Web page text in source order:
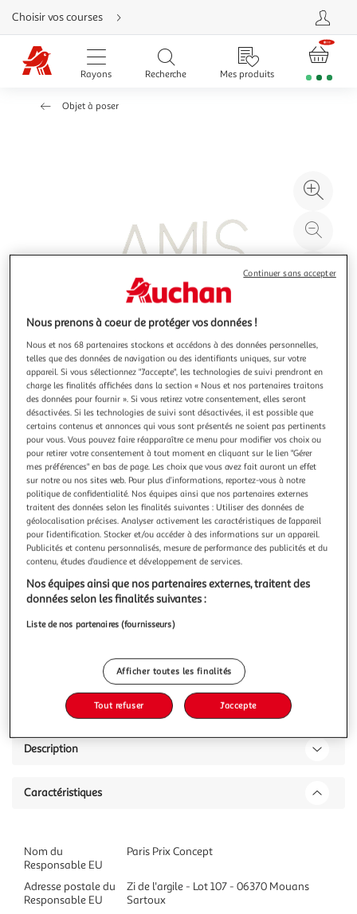
Aller
directement
au
contenu
Aller
directement
Aller
Choisir vos courses
Rayons Recherche Mes produits
Objet à poser
à
Illustration
précédente
Illustration
suivante
J-LINE
Mot déco en métal amis 48cm blanc
Informations Techniques : Dimensions : L. 48,5 x l. 5 x H. 22
cm Matière : Métal Spécificités : Tendance & Moderne Objet
déco A Poser Inscription Amis Poids : 0,64 kg Couleur :
Blanc
En savoir +
Vendu par Paris Prix
Livraison dès 1/2 semaines
8,99€
Plus d'options
Description
Caractéristiques
Nom du
Responsable EU
Paris Prix Concept
Adresse postale du
Responsable EU
Zi de l'argile - Lot 107 - 06370 Mouans
Sartoux
Nous prenons à coeur de protéger vos données !
Nous et nos 68 partenaires stockons et accédons à des données personnelles,
telles que des données de navigation ou des identifiants uniques, sur votre
appareil. Si vous sélectionnez "J'accepte", les technologies de suivi prendront en
charge les finalités affichées dans la section « Nous et nos partenaires traitons
des données pour fournir ». Si vous retirez votre consentement, elles seront
désactivées. Si les technologies de suivi sont désactivées, il est possible que
certains contenus et annonces qui vous sont présentés ne soient pas pertinents
pour vous. Vous pouvez faire réapparaître ce menu pour modifier vos choix ou
pour retirer votre consentement à tout moment en cliquant sur le lien "Gérer
mes préférences" en bas de page. Les choix que vous avez fait auront un effet
sur notre ou nos sites web. Pour plus d’informations, reportez-vous à notre
politique de confidentialité. Nos équipes ainsi que nos partenaires externes
traitent des données selon les finalités suivantes : Utiliser des données de
géolocalisation précises. Analyser activement les caractéristiques de l’appareil
pour l’identification. Stocker et/ou accéder à des informations sur un appareil.
Publicités et contenu personnalisés, mesure de performance des publicités et du
contenu, études d’audience et développement de services.
Nos équipes ainsi que nos partenaires externes, traitent des
données selon les finalités suivantes :
Liste de nos partenaires (fournisseurs)
Afficher toutes les finalités
Tout refuser J'accepte
Continuer sans accepter